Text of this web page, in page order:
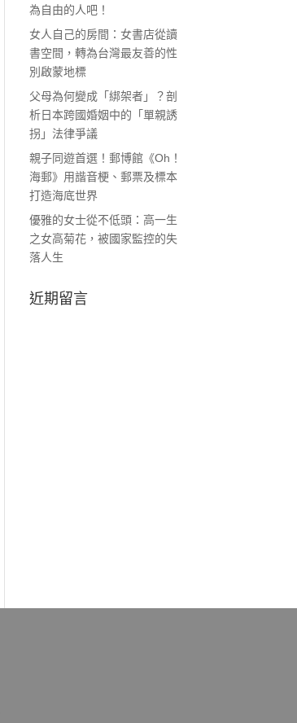
為自由的人吧！
女人自己的房間：女書店從讀
書空間，轉為台灣最友善的性
別啟蒙地標
父母為何變成「綁架者」？剖
析日本跨國婚姻中的「單親誘
拐」法律爭議
親子同遊首選！郵博館《Oh！
海郵》用諧音梗、郵票及標本
打造海底世界
優雅的女士從不低頭：高一生
之女高菊花，被國家監控的失
落人生
近期留言